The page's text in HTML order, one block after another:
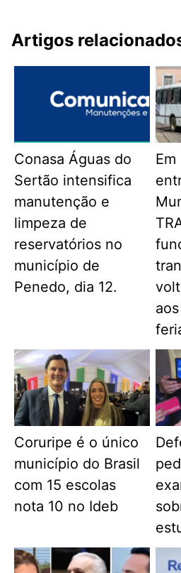
Artigos
Conasa Águas do
Sertão intensifica
manutenção e
limpeza de
reservatórios no
município de
Penedo, dia 12.
Coruripe é o único
município do Brasil
com 15 escolas
nota 10 no Ideb